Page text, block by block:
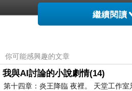
但是我想【Hello Kitty】Hello
陽花仙子相框(粉 3X3)而且24
選，不用等店家開門也不用看店員
繼續閱讀
你可能感興趣的文章
我與AI討論的小說劇情(14)
第十四章：炎王降臨 夜裡。 天堂工作